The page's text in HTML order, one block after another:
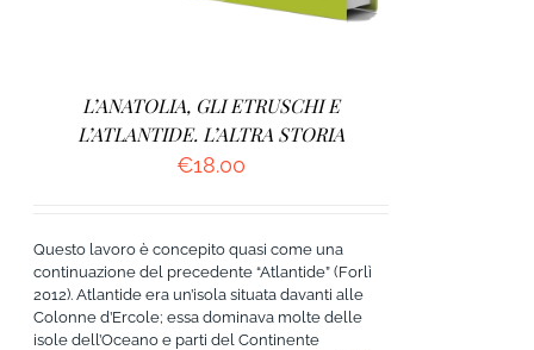
L’ANATOLIA, GLI ETRUSCHI E
L’ATLANTIDE. L’ALTRA STORIA
€18.00
Questo lavoro è concepito quasi come una
continuazione del precedente “Atlantide” (Forlì
2012). Atlantide era un’isola situata davanti alle
Colonne d’Ercole; essa dominava molte delle
isole dell’Oceano e parti del Continente